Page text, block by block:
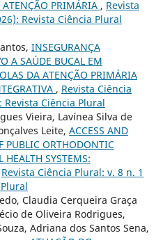
PRIMÁRIA , Revista
Revista Ciência Plural
INSEGURANÇA
A SAÚDE BUCAL EM
DA ATENÇÃO PRIMÁRIA
, Revista Ciência
Revista Ciência Plural
Vieira, Lavínea Silva de
Leite, ACCESS AND
PUBLIC ORTHODONTIC
SYSTEMS:
Revista Ciência Plural: v. 8 n. 1
Claudia Cerqueira Graça
de Oliveira Rodrigues,
Adriana dos Santos Sena,